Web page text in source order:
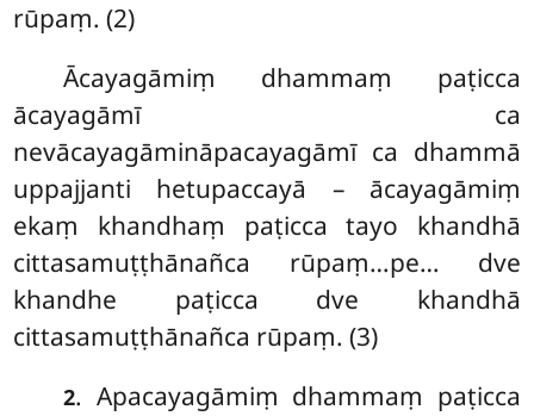
rūpaṃ. (2)
Ācayagāmiṃ dhammaṃ paṭicca
ācayagāmī ca
nevācayagāmināpacayagāmī ca dhammā
uppajjanti hetupaccayā – ācayagāmiṃ
ekaṃ khandhaṃ paṭicca tayo khandhā
cittasamuṭṭhānañca rūpaṃ…pe… dve
khandhe paṭicca dve khandhā
cittasamuṭṭhānañca rūpaṃ. (3)
2. Apacayagāmiṃ dhammaṃ paṭicca